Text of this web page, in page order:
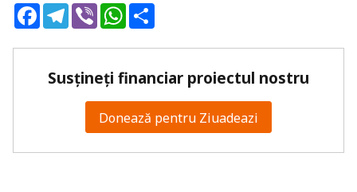
FacebookTelegram
ViberWhatsApp
Susțineți financiar proiectul nostru
Donează pentru Ziuadeazi